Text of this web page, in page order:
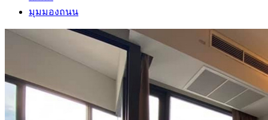
มุมมองถนน